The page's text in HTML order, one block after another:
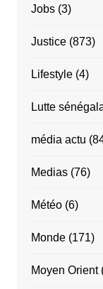
Jobs(3)
Justice(873)
Lifestyle(4)
Lutte
média actu
Medias(76)
Météo(6)
Monde(171)
Moyen Orient